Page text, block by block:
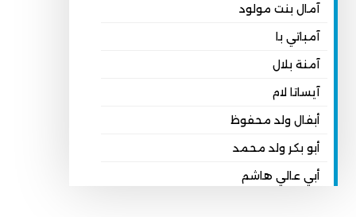
آمال بنت مولود
آمباتي با
آمنة بلال
آيساتا لام
أبفال ولد محفوظ
أبو بكر ولد محمد
أبي عالي هاشم